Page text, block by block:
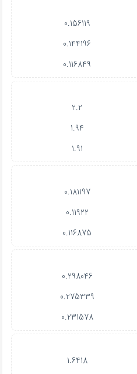
0.156119
0.144196
0.116849
2.2
1.94
1.91
0.181197
0.11922
0.116875
0.298046
0.275339
0.231578
1.6418